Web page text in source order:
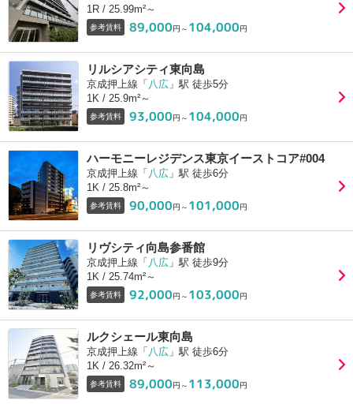
1R / 25.99m²～
参考賃料 89,000円～ 104,000円
リルシアシティ東向島
京成押上線「 八広 」駅 徒歩5分
1K / 25.9m²～
参考賃料 93,000円～ 104,000円
ハーモニーレジデンス東京イーストコア#004
京成押上線「 八広 」駅 徒歩6分
1K / 25.8m²～
参考賃料 90,000円～ 101,000円
リヴシティ向島参番館
京成押上線「 八広 」駅 徒歩9分
1K / 25.74m²～
参考賃料 92,000円～ 103,000円
ルクシェール東向島
京成押上線「 八広 」駅 徒歩6分
1K / 26.32m²～
参考賃料 89,000円～ 113,000円